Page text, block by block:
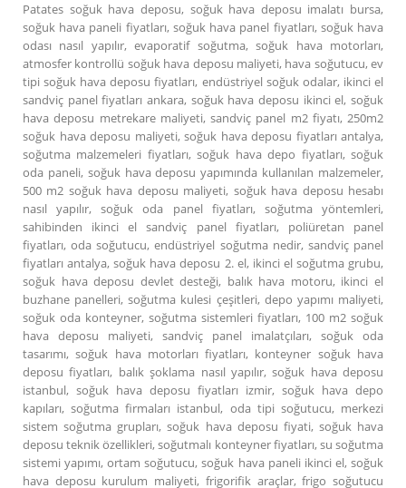
Patates soğuk hava deposu, soğuk hava deposu imalatı bursa,
soğuk hava paneli fiyatları, soğuk hava panel fiyatları, soğuk hava
odası nasıl yapılır, evaporatif soğutma, soğuk hava motorları,
atmosfer kontrollü soğuk hava deposu maliyeti, hava soğutucu, ev
tipi soğuk hava deposu fiyatları, endüstriyel soğuk odalar, ikinci el
sandviç panel fiyatları ankara, soğuk hava deposu ikinci el, soğuk
hava deposu metrekare maliyeti, sandviç panel m2 fiyatı, 250m2
soğuk hava deposu maliyeti, soğuk hava deposu fiyatları antalya,
soğutma malzemeleri fiyatları, soğuk hava depo fiyatları, soğuk
oda paneli, soğuk hava deposu yapımında kullanılan malzemeler,
500 m2 soğuk hava deposu maliyeti, soğuk hava deposu hesabı
nasıl yapılır, soğuk oda panel fiyatları, soğutma yöntemleri,
sahibinden ikinci el sandviç panel fiyatları, poliüretan panel
fiyatları, oda soğutucu, endüstriyel soğutma nedir, sandviç panel
fiyatları antalya, soğuk hava deposu 2. el, ikinci el soğutma grubu,
soğuk hava deposu devlet desteği, balık hava motoru, ikinci el
buzhane panelleri, soğutma kulesi çeşitleri, depo yapımı maliyeti,
soğuk oda konteyner, soğutma sistemleri fiyatları, 100 m2 soğuk
hava deposu maliyeti, sandviç panel imalatçıları, soğuk oda
tasarımı, soğuk hava motorları fiyatları, konteyner soğuk hava
deposu fiyatları, balık şoklama nasıl yapılır, soğuk hava deposu
istanbul, soğuk hava deposu fiyatları izmir, soğuk hava depo
kapıları, soğutma firmaları istanbul, oda tipi soğutucu, merkezi
sistem soğutma grupları, soğuk hava deposu fiyati, soğuk hava
deposu teknik özellikleri, soğutmalı konteyner fiyatları, su soğutma
sistemi yapımı, ortam soğutucu, soğuk hava paneli ikinci el, soğuk
hava deposu kurulum maliyeti, frigorifik araçlar, frigo soğutucu